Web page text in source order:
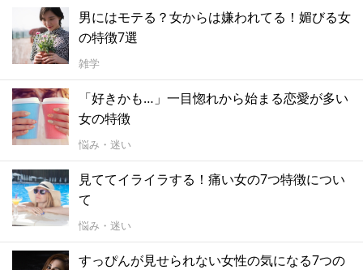
男にはモテる？女からは嫌われてる！媚びる女
の特徴7選
雑学
「好きかも…」一目惚れから始まる恋愛が多い
女の特徴
悩み・迷い
見ててイライラする！痛い女の7つ特徴につい
て
悩み・迷い
すっぴんが見せられない女性の気になる7つの